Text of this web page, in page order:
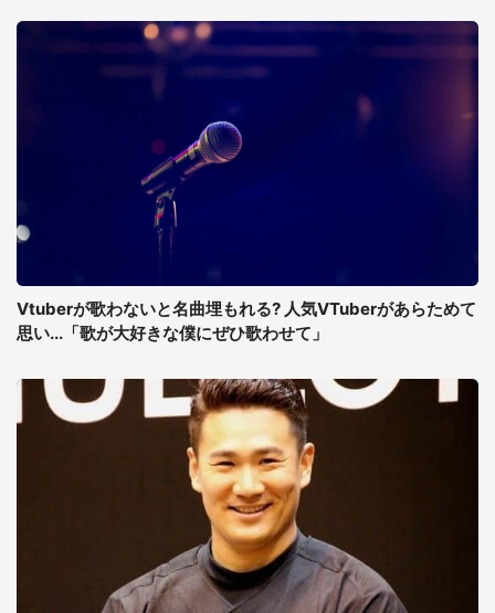
Vtuberが歌わないと名曲埋もれる? 人気VTuberがあらためて
思い...「歌が大好きな僕にぜひ歌わせて」